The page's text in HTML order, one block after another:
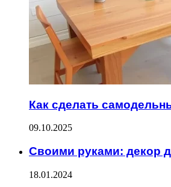
Как сделать
09.10.2025
Своими руками: декор
18.01.2024